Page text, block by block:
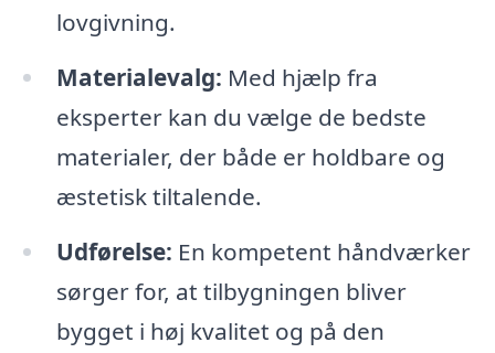
lovgivning.
Materialevalg: Med hjælp fra
eksperter kan du vælge de bedste
materialer, der både er holdbare og
æstetisk tiltalende.
Udførelse: En kompetent håndværker
sørger for, at tilbygningen bliver
bygget i høj kvalitet og på den